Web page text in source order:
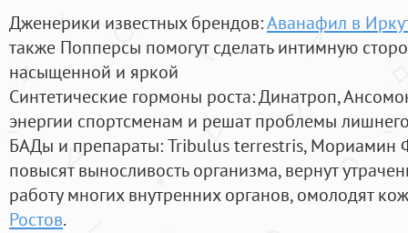
Дженерики известных брендов:Аванафил в
также Попперсы помогут сделать интимную
насыщенной и яркой
Синтетические гормоны роста: Динатроп,
энергии спортсменам и решат проблемы
БАДы и препараты:Tribulus terrestris, Мориамин
повысят выносливость организма, вернут
работу многих внутренних органов, омолодят
Ростов.